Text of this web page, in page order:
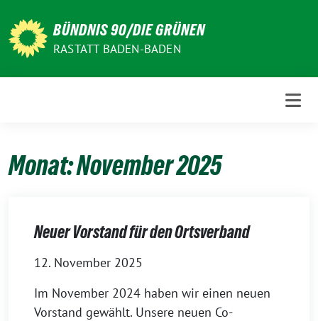
zum
Inhalt
BÜNDNIS 90/DIE GRÜNEN
RASTATT BADEN-BADEN
Monat:November 2025
Neuer Vorstand für den Ortsverband
12. November 2025
Im November 2024 haben wir einen neuen
Vorstand gewählt. Unsere neuen Co-